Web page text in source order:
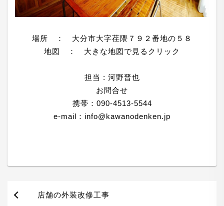
場所 ： 大分市大字荏隈７９２番地の５８
地図 ： 大きな地図で見るクリック
担当 : 河野晋也
お問合せ
携帯：090-4513-5544
e-mail： info@kawanodenken.jp
店舗の外装改修工事